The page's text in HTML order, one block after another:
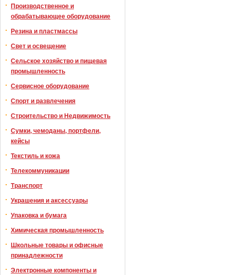
Производственное и
обрабатывающее оборудование
Резина и пластмассы
Свет и освещение
Сельское хозяйство и пищевая
промышленность
Сервисное оборудование
Спорт и развлечения
Строительство и Недвижимость
Сумки, чемоданы, портфели,
кейсы
Текстиль и кожа
Телекоммуникации
Транспорт
Украшения и аксессуары
Упаковка и бумага
Химическая промышленность
Школьные товары и офисные
принадлежности
Электронные компоненты и